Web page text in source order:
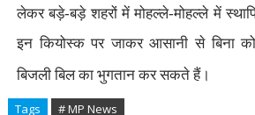
लेकर बड़े-बड़े शहरों में मोहल्ले-मोहल्ले में
इन कियोस्क पर जाकर आसानी से बिना
बिजली बिल का भुगतान कर सकते हैं।
Tags # MP News